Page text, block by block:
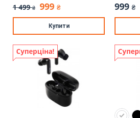
1 499 ₴ 999 ₴
Купити
999 ₴
Суперціна!